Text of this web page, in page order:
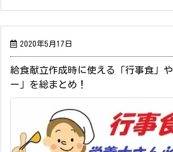
2020年5月17日
給食献立作成時に使える「行事食」
ー」を総まとめ！